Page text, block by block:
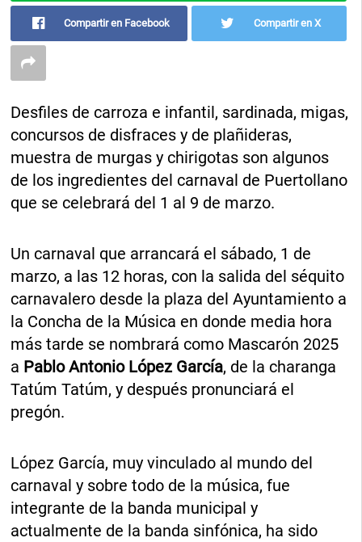
Compartir en Facebook Compartir en X
Desfiles de carroza e infantil, sardinada, migas,
concursos de disfraces y de plañideras,
muestra de murgas y chirigotas son algunos
de los ingredientes del carnaval de Puertollano
que se celebrará del 1 al 9 de marzo.
Un carnaval que arrancará el sábado, 1 de
marzo, a las 12 horas, con la salida del séquito
carnavalero desde la plaza del Ayuntamiento a
la Concha de la Música en donde media hora
más tarde se nombrará como Mascarón 2025
a Pablo Antonio López García, de la charanga
Tatúm Tatúm, y después pronunciará el
pregón.
López García, muy vinculado al mundo del
carnaval y sobre todo de la música, fue
integrante de la banda municipal y
actualmente de la banda sinfónica, ha sido